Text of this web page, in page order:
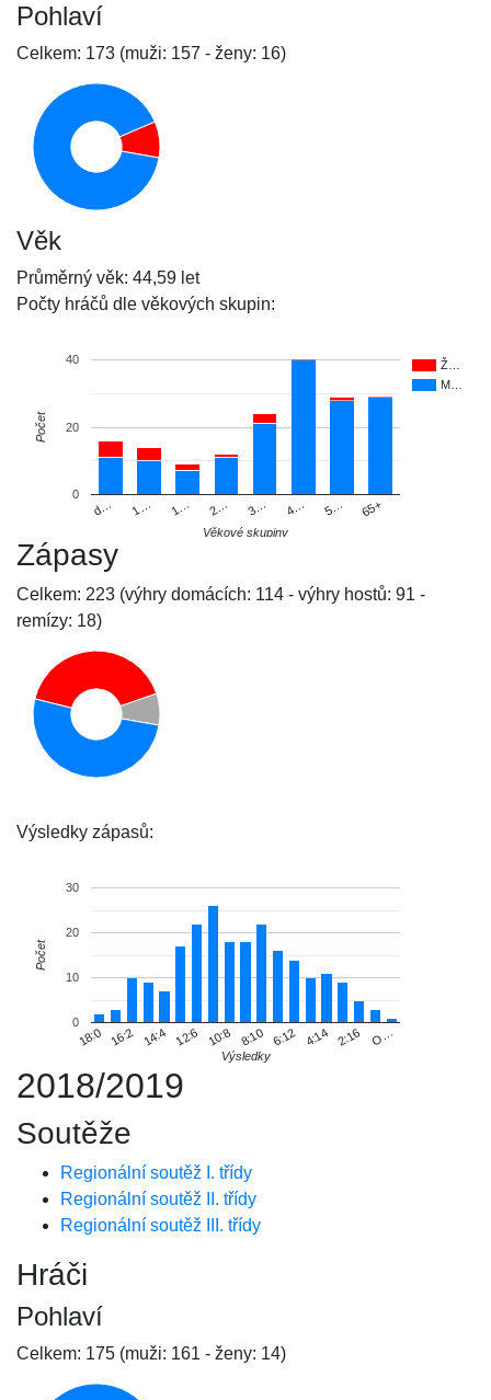
Pohlaví
Celkem: 173 (muži: 157 - ženy: 16)
Věk
Průměrný věk: 44,59 let
Počty hráčů dle věkových skupin:
Ž…
M…
d… 1… 1… 2… 3… 4… 5… 65+
0
20
40
Věkové skupiny
Počet
Zápasy
Celkem: 223 (výhry domácích: 114 - výhry hostů: 91 -
remízy: 18)
Výsledky zápasů:
18:0 16:2 14:4 12:6 10:8 8:10 6:12 4:14 2:16 O…
0
10
20
30
Výsledky
Počet
2018/2019
Soutěže
Regionální soutěž I. třídy
Regionální soutěž II. třídy
Regionální soutěž III. třídy
Hráči
Pohlaví
Celkem: 175 (muži: 161 - ženy: 14)